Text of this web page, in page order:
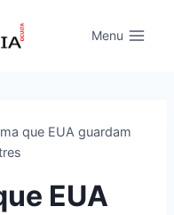
Menu
que EUA guardam
EUA